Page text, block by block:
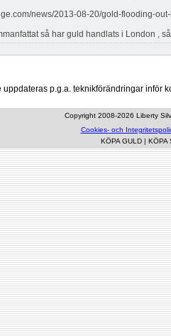
news/2013-08-20/gold-flooding-
så har guld handlats i London ,
uppdateras p.g.a. teknikförändringar inför
Copyright 2008-2026 Liberty
Cookies- och
KÖPA GULD| KÖPA